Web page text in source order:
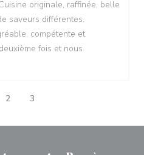
originale, raffinée, belle
saveurs différentes.
compétente et
fois et nous
2 3